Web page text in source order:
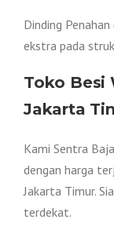
Dinding
ekstra pada
Toko Besi
Jakarta
Kami Sentra
dengan harga
Jakarta Timur.
terdekat.